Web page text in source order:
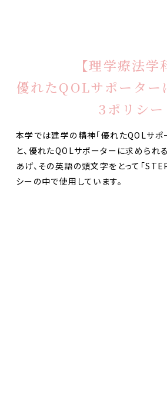
【理学療法学
優れたQOLサポーター
3ポリシー
本学では建学の精神「優れたQOLサポ
と、優れたQOLサポーターに求められ
あげ、その英語の頭文字をとって「
シーの中で使用しています。